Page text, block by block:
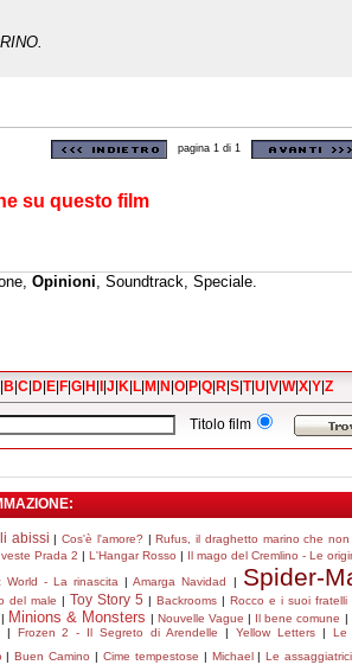
pagina 1 di 1
su questo film
Opinioni, Soundtrack, Speciale.
B C D E F G H J K L M N O P Q R S T|U V W|X Y Z
Titolo film
abissi |Cos'è l'amore? |Rufus, il draghetto marino che
Prada 2 | L'Hangar Rosso | Il mago del Cremlino - Le
World - La rinascita |Amarga Navidad | Spider-
del male | Toy Story 5 | Backrooms | Rocco e i suoi fratelli
Minions & Monsters | Nouvelle Vague | Il bene comune |
| Frozen 2 - Il Segreto di Arendelle | Yellow Letters| Le
|Buen Camino | Cime tempestose | Michael|Le assaggiatrici